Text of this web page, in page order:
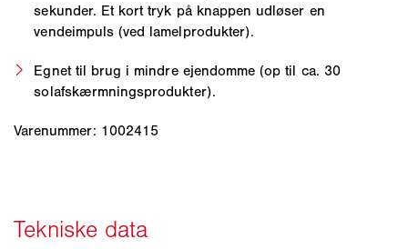
sekunder. Et kort tryk på knappen udløser en
vendeimpuls (ved lamelprodukter).
Egnet til brug i mindre ejendomme (op til ca. 30
solafskærmningsprodukter).
Varenummer: 1002415